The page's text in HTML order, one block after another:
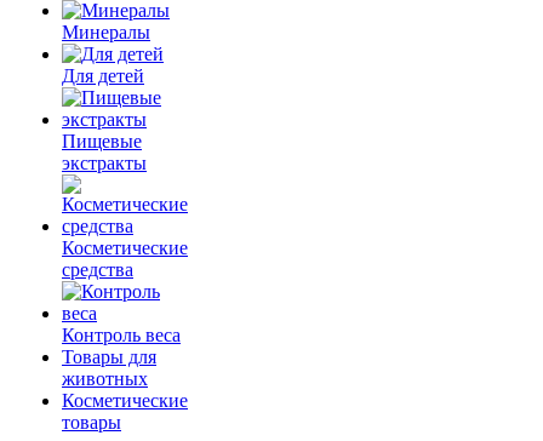
Минералы
Для детей
Пищевые
экстракты
Косметические
средства
Контроль веса
Товары для
животных
Косметические
товары